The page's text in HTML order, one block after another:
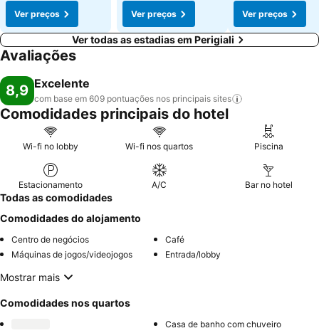
Ver preços
Ver preços
Ver preços
Ver todas as estadias em Perigiali
Avaliações
8,9 Excelente
com base em 609 pontuações nos principais sites
Comodidades principais do hotel
Wi-fi no lobby Wi-fi nos quartos Piscina
Estacionamento A/C Bar no hotel
Todas as comodidades
Comodidades do alojamento
Centro de negócios
Café
Máquinas de jogos/videojogos
Entrada/lobby
Mostrar mais
Comodidades nos quartos
Casa de banho com chuveiro